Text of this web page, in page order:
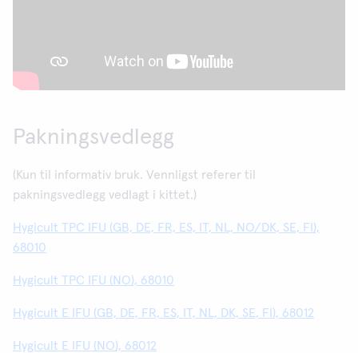
Pakningsvedlegg
(Kun til informativ bruk. Vennligst referer til
pakningsvedlegg vedlagt i kittet.)
Hygicult TPC IFU (GB, DE, FR, ES, IT, NL, NO/DK, SE, FI),
68010
Hygicult TPC IFU (NO), 68010
Hygicult E IFU (GB, DE, FR, ES, IT, NL, DK, SE, FI), 68012
Hygicult E IFU (NO), 68012